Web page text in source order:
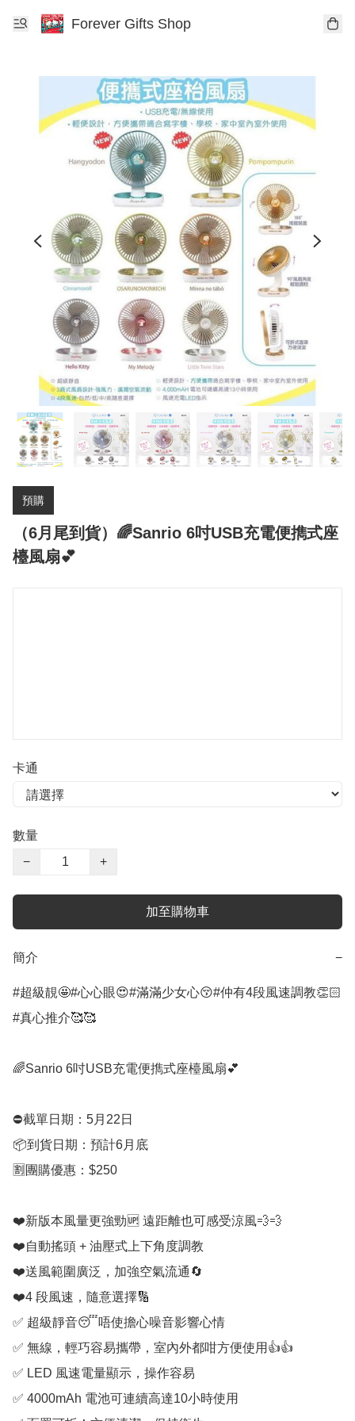
Forever Gifts Shop
預購
（6月尾到貨）🌈Sanrio 6吋USB充電便擕式座
檯風扇💕
卡通
數量
−
+
加至購物車
簡介 −
#超級靚🤩#心心眼😍#滿滿少女心😚#仲有4段風速調教👏🏻
#真心推介🥰🥰
🌈Sanrio 6吋USB充電便擕式座檯風扇💕
⛔️截單日期：5月22日
📦到貨日期：預計6月底
🈹團購優惠：$250
❤️新版本風量更強勁🆙 遠距離也可感受涼風💨💨
❤️自動搖頭 + 油壓式上下角度調教
❤️送風範圍廣泛，加強空氣流通🔄
❤️4 段風速，隨意選擇🔢
✅ 超級靜音😴唔使擔心噪音影響心情
✅ 無線，輕巧容易攜帶，室內外都咁方便使用👍👍
✅ LED 風速電量顯示，操作容易
✅ 4000mAh 電池可連續高達10小時使用